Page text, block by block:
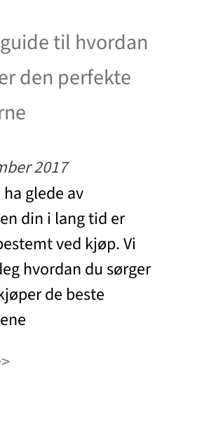
til hvordan
den perfekte
2017
glede av
din i lang tid er
ved kjøp. Vi
hvordan du sørger
de beste